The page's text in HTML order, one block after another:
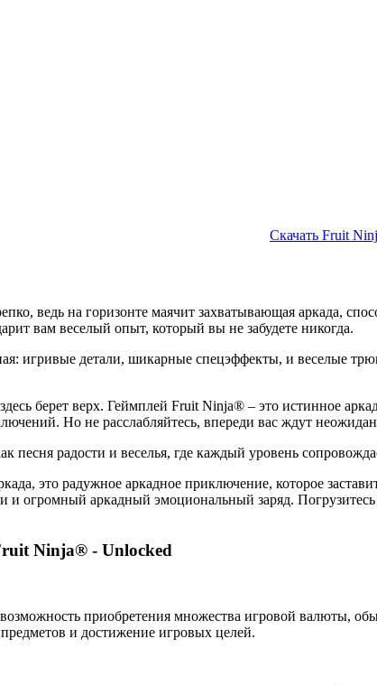
Скачать Fruit
ведь на горизонте маячит захватывающая аркада,
вам веселый опыт, который вы не забудете никогда.
игривые детали, шикарные спецэффекты, и веселые
берет верх. Геймплей Fruit Ninja® – это истинное
Но не расслабляйтесь, впереди вас ждут
песня радости и веселья, где каждый уровень
это радужное аркадное приключение, которое
и огромный аркадный эмоциональный заряд.
Ninja® - Unlocked
приобретения множества игровой валюты,
и достижение игровых целей.